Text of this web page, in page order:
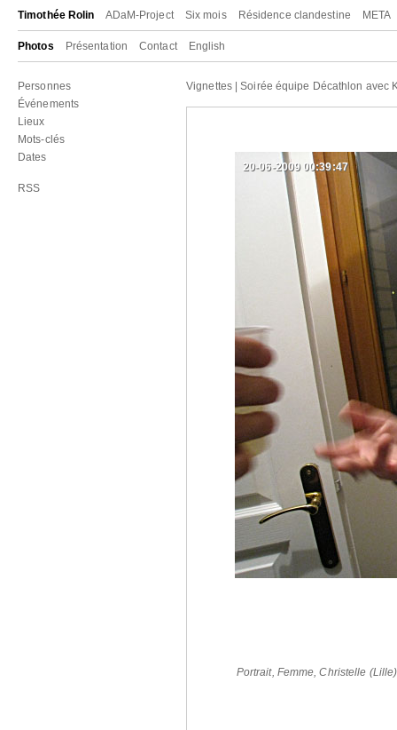
Timothée Rolin ADaM-Project Six mois Résidence clandestine META
Photos Présentation Contact English
Personnes
Événements
Lieux
Mots-clés
Dates
RSS
Vignettes|Soirée équipe Décathlon avec
20-06-2009 00:39:47
Portrait, Femme,Christelle (Lille)